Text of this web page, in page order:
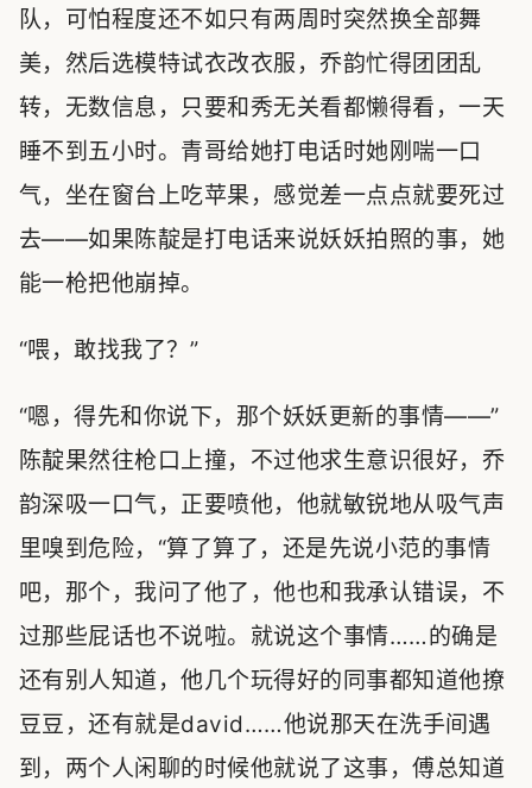
队，可怕程度还不如只有两周时突然换全部舞
美，然后选模特试衣改衣服，乔韵忙得团团乱
转，无数信息，只要和秀无关看都懒得看，一天
睡不到五小时。青哥给她打电话时她刚喘一口
气，坐在窗台上吃苹果，感觉差一点点就要死过
去——如果陈靛是打电话来说妖妖拍照的事，她
能一枪把他崩掉。
“喂，敢找我了？”
“嗯，得先和你说下，那个妖妖更新的事情——”
陈靛果然往枪口上撞，不过他求生意识很好，乔
韵深吸一口气，正要喷他，他就敏锐地从吸气声
里嗅到危险，“算了算了，还是先说小范的事情
吧，那个，我问了他了，他也和我承认错误，不
过那些屁话也不说啦。就说这个事情……的确是
还有别人知道，他几个玩得好的同事都知道他撩
豆豆，还有就是david……他说那天在洗手间遇
到，两个人闲聊的时候他就说了这事，傅总知道